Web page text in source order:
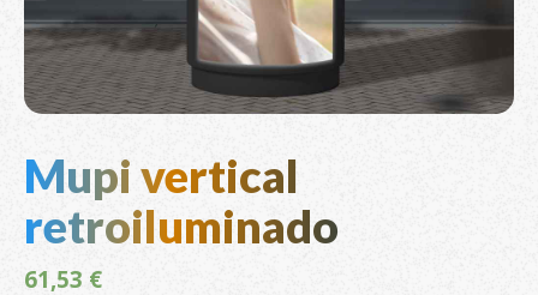
Mupi vertical
retroiluminado
61,53 €